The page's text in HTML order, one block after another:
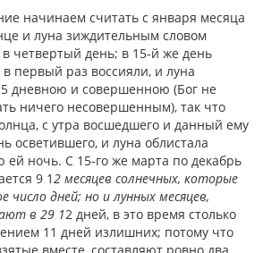
начинаем считать с января месяца
и луна зиждительным словом
четвертый день; в 15-й же день
первый раз воссияли, и луна
дневною и совершенною (Бог не
ничего несовершенным), так что
с утра восшедшего и данный ему
осветившего, и луна облистала
ночь. С 15-го же марта по декабрь
9 12 месяцев солнечных, которые
число дней; но и лунных месяцев,
в 29 12 дней, в это время столько
11 дней излишних; потому что